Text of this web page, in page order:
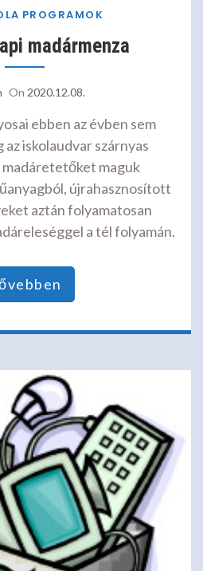
PROGRAMOK
madármenza
On 2020.12.08.
ebben az évben sem
iskolaudvar szárnyas
maguk
újrahasznosított
aztán folyamatosan
a tél folyamán.